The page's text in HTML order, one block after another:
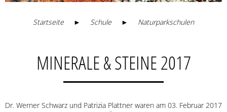
Startseite ► Schule ► Naturparkschulen
MINERALE & STEINE 2017
Dr. Werner Schwarz und Patrizia Plattner waren am 03. Februar 2017